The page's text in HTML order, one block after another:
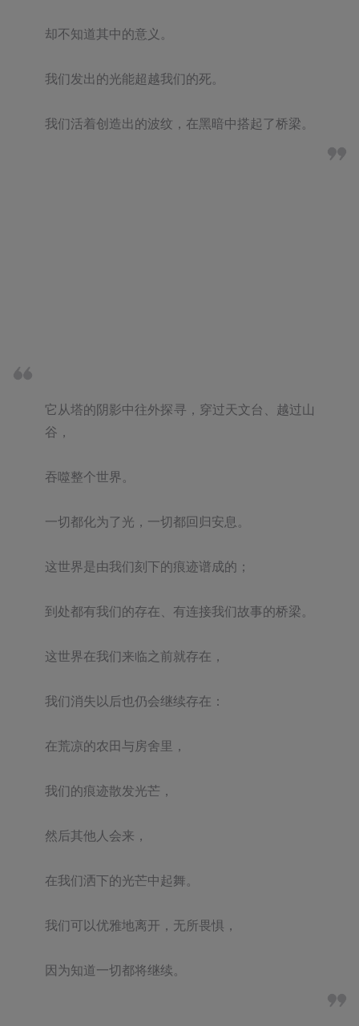
却不知道其中的意义。
我们发出的光能超越我们的死。
我们活着创造出的波纹，在黑暗中搭起了桥梁。
它从塔的阴影中往外探寻，穿过天文台、越过山
谷，
吞噬整个世界。
一切都化为了光，一切都回归安息。
这世界是由我们刻下的痕迹谱成的；
到处都有我们的存在、有连接我们故事的桥梁。
这世界在我们来临之前就存在，
我们消失以后也仍会继续存在：
在荒凉的农田与房舍里，
我们的痕迹散发光芒，
然后其他人会来，
在我们洒下的光芒中起舞。
我们可以优雅地离开，无所畏惧，
因为知道一切都将继续。